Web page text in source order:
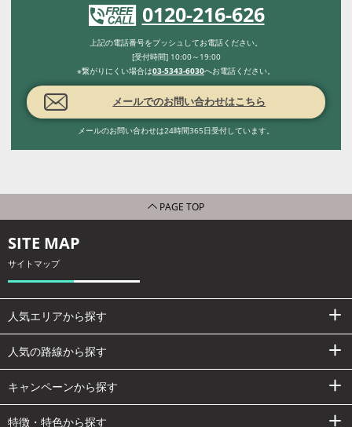
0120-216-626
上記の電話番号をプッシュしてお電話ください。
[受付時間] 10:00～19:00
※繋がりにくい場合は03-5343-6030へお電話ください。
メールでのお問い合わせはこちら
メールのお問い合わせは24時間365日受付しています。
PAGE TOP
SITE MAP
サイトマップ
人気エリアから探す
人気の路線から探す
キャンペーンから探す
特徴・特色から探す